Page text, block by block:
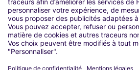
Washington DC
Milan
Rome
Turin
Vienne
Berlin
Düsseldorf